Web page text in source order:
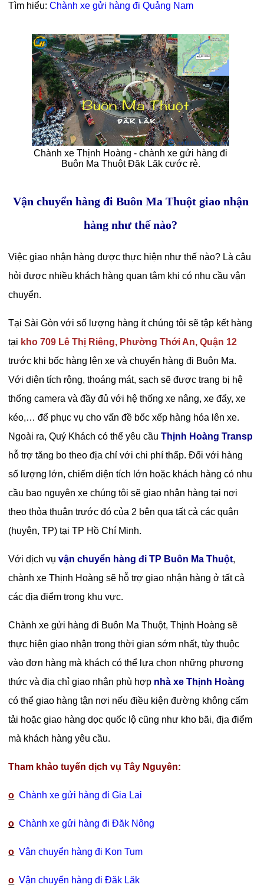
Tìm hiểu:Chành xe gửi hàng đi Quảng Nam
Chành xe Thịnh Hoàng - chành xe gửi hàng đi
Buôn Ma Thuột Đăk Lăk cước rẻ.
Vận chuyển hàng đi Buôn Ma Thuột giao nhận
hàng như thế nào?
Việc giao nhận hàng được thực hiện như thế nào? Là câu
hỏi được nhiều khách hàng quan tâm khi có nhu cầu vận
chuyển.
Tại Sài Gòn với số lượng hàng ít chúng tôi sẽ tập kết hàng
tại kho 709 Lê Thị Riêng, Phường Thới An, Quận 12
trước khi bốc hàng lên xe và chuyển hàng đi Buôn Ma.
Với diện tích rộng, thoáng mát, sạch sẽ được trang bị hệ
thống camera và đầy đủ với hệ thống xe nâng, xe đẩy, xe
kéo,… để phục vụ cho vấn đề bốc xếp hàng hóa lên xe.
Ngoài ra, Quý Khách có thể yêu cầuThịnh Hoàng Transp
hỗ trợ tăng bo theo địa chỉ với chi phí thấp. Đối với hàng
số lượng lớn, chiếm diện tích lớn hoặc khách hàng có nhu
cầu bao nguyên xe chúng tôi sẽ giao nhận hàng tại nơi
theo thỏa thuận trước đó của 2 bên qua tất cả các quận
(huyện, TP) tại TP Hồ Chí Minh.
Với dịch vụvận chuyển hàng đi TP Buôn Ma Thuột,
chành xe Thịnh Hoàng sẽ hỗ trợ giao nhận hàng ở tất cả
các địa điểm trong khu vực.
Chành xe gửi hàng đi Buôn Ma Thuột, Thịnh Hoàng sẽ
thực hiện giao nhận trong thời gian sớm nhất, tùy thuộc
vào đơn hàng mà khách có thể lựa chọn những phương
thức và địa chỉ giao nhận phù hợp nhà xe Thịnh Hoàng
có thể giao hàng tận nơi nếu điều kiện đường không cấm
tải hoặc giao hàng dọc quốc lộ cũng như kho bãi, địa điểm
mà khách hàng yêu cầu.
Tham khảo tuyến dịch vụ Tây Nguyên:
o Chành xe gửi hàng đi Gia Lai
o Chành xe gửi hàng đi Đăk Nông
o Vận chuyển hàng đi Kon Tum
o Vận chuyển hàng đi Đăk Lăk